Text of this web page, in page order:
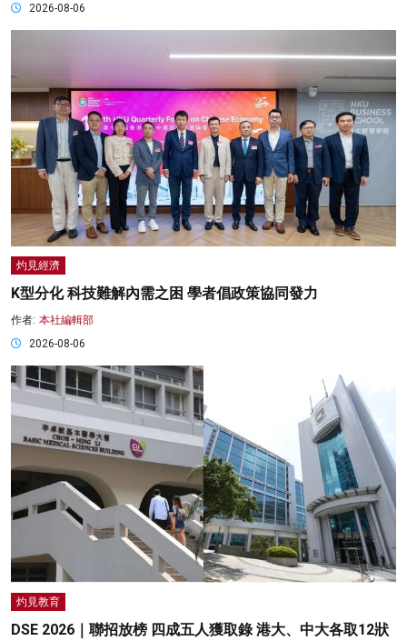
2026-08-06
灼見經濟
K型分化 科技難解內需之困 學者倡政策協同發力
作者: 本社編輯部
2026-08-06
灼見教育
DSE 2026｜聯招放榜 四成五人獲取錄 港大、中大各取12狀